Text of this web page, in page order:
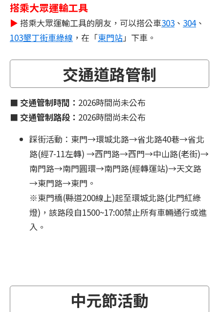
搭乘大眾運輸工具
▶ 搭乘大眾運輸工具的朋友，可以搭公車303 、 304、
103墾丁街車綠線 ，在「東門站」下車。
交通道路管制
■ 交通管制時間： 2026時間尚未公布
■ 交通管制路段： 2026時間尚未公布
踩街活動：東門→環城北路→省北路40巷→省北
路(經7-11左轉) →西門路→西門→中山路(老街)→
南門路→南門圓環→南門路(經轉運站)→天文路
→東門路→東門。
※東門橋(縣道200線上)起至環城北路(北門紅綠
燈)，該路段自1500~17:00禁止所有車輛通行或進
入。
中元節活動